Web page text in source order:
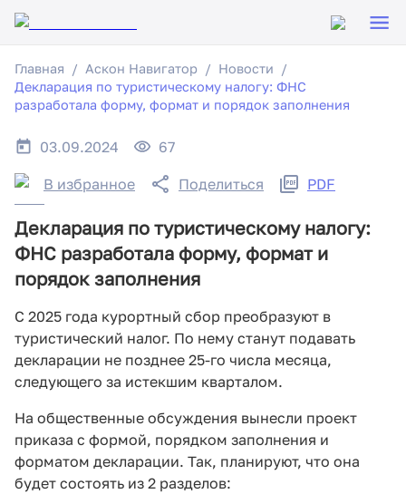
Главная Аскон Навигатор
Новости
Декларация по туристическому налогу: ФНС
разработала форму, формат и порядок заполнения
03.09.2024 67
В избранное Поделиться PDF
Декларация по туристическому налогу:
ФНС разработала форму, формат и
порядок заполнения
С 2025 года курортный сбор преобразуют в
туристический налог. По нему станут подавать
декларации не позднее 25-го числа месяца,
следующего за истекшим кварталом.
На общественные обсуждения вынесли проект
приказа с формой, порядком заполнения и
форматом декларации. Так, планируют, что она
будет состоять из 2 разделов: